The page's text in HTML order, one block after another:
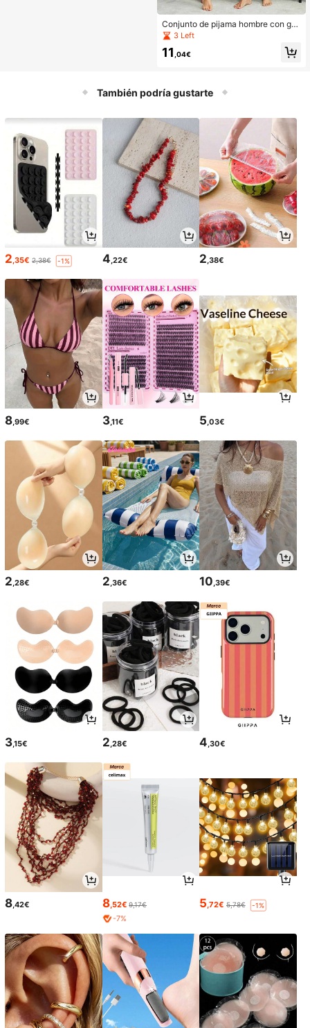
Conjunto de pijama hombre con grá
fico de dibujos animados y letra
3 Left
11 ,04€
También podría gustarte
2,35€ 2,38€ -1% 4,22€ 2,38€
8 ,99€ 3,11€ 5 ,03€
2,28€ 2,36€ 10,39€
3,15€ 2,28€ 4,30€
8,42€ 8,52€ 9,17€
-7%
5,72€ 5,78€ -1%